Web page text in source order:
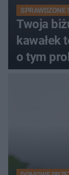
SPRAWDZONE
Twoja
kawałek
o tym